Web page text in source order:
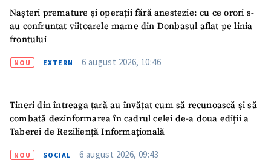
Nașteri premature și operații fără anestezie: cu ce orori s-
au confruntat viitoarele mame din Donbasul aflat pe linia
frontului
NOU EXTERN 6 august 2026, 10:46
Tineri din întreaga țară au învățat cum să recunoască și să
combată dezinformarea în cadrul celei de-a doua ediții a
Taberei de Reziliență Informațională
NOU SOCIAL 6 august 2026, 09:43
Sursă anonimă
Email+ Emailul meu
Telefon
+ Telefon personal